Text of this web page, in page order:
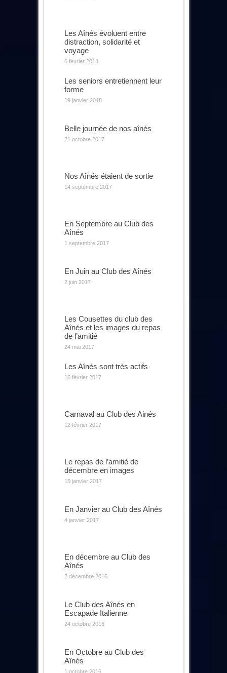
Les Aînés évoluent entre
distraction, solidarité et
voyage
6 février 2018
Les seniors entretiennent leur
forme
19 janvier 2018
Belle journée de nos aînés
21 octobre 2017
Nos Aînés étaient de sortie
14 septembre 2017
En Septembre au Club des
Aînés
1 septembre 2017
En Juin au Club des Aînés
2 juin 2017
Les Cousettes du club des
Aînés et les images du repas
de l’amitié
24 mai 2017
Les Aînés sont très actifs
16 février 2017
Carnaval au Club des Ainés
12 février 2017
Le repas de l’amitié de
décembre en images
15 janvier 2017
En Janvier au Club des Aînés
4 janvier 2017
En décembre au Club des
Aînés
2 décembre 2016
Le Club des Aînés en
Escapade Italienne
24 octobre 2016
En Octobre au Club des
Aînés
1 octobre 2016